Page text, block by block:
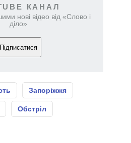
КАНАЛ
нові відео від «Слово і
діло»
Підписатися
Запоріжжя
Обстріл